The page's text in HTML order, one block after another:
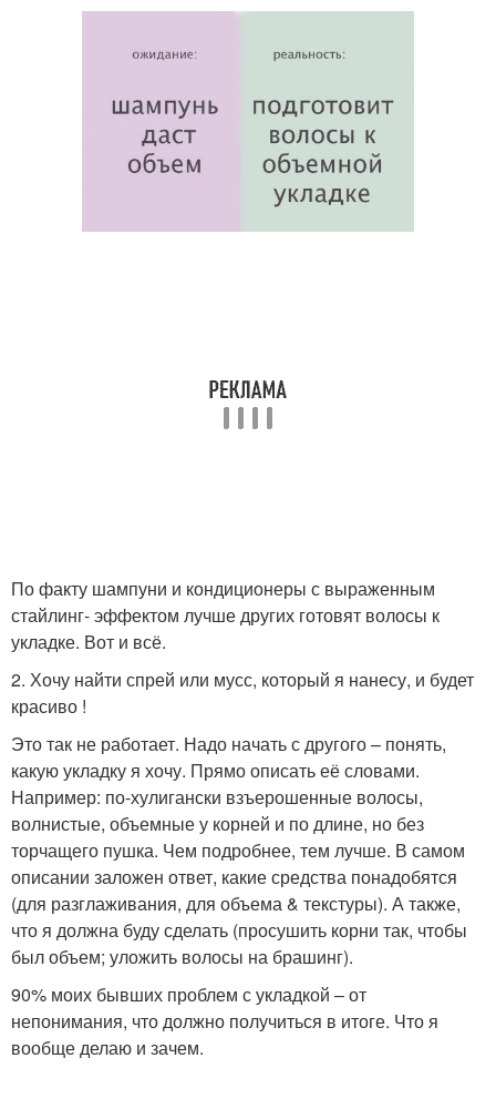
По факту шампуни и кондиционеры с выраженным
стайлинг- эффектом лучше других готовят волосы к
укладке. Вот и всё.
2. Хочу найти спрей или мусс, который я нанесу, и будет
красиво !
Это так не работает. Надо начать с другого – понять,
какую укладку я хочу. Прямо описать её словами.
Например: по-хулигански взъерошенные волосы,
волнистые, объемные у корней и по длине, но без
торчащего пушка. Чем подробнее, тем лучше. В самом
описании заложен ответ, какие средства понадобятся
(для разглаживания, для объема & текстуры). А также,
что я должна буду сделать (просушить корни так, чтобы
был объем; уложить волосы на брашинг).
90% моих бывших проблем с укладкой – от
непонимания, что должно получиться в итоге. Что я
вообще делаю и зачем.